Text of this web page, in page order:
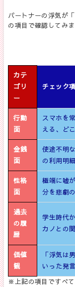
パートナーの浮気が
の項目で確認してみま
カテ
ゴリ
ー
チェック
行動
面
スマホを
える、ど
金銭
面
使途不明
の利用明
性格
面
極端に嘘
分を悲劇
過去
の履
歴
学生時代
カノとの
価値
観
「浮気は
いった発
※上記の項目ですべ